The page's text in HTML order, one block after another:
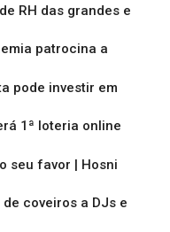
RH das grandes e
patrocina a
pode investir em
1ª loteria online
seu favor | Hosni
coveiros a DJs e